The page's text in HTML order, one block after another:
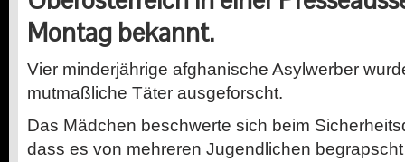
Montag bekannt.
Vier minderjährige afghanische Asylwerber
mutmaßliche Täter ausgeforscht.
Das Mädchen beschwerte sich beim
dass es von mehreren Jugendlichen